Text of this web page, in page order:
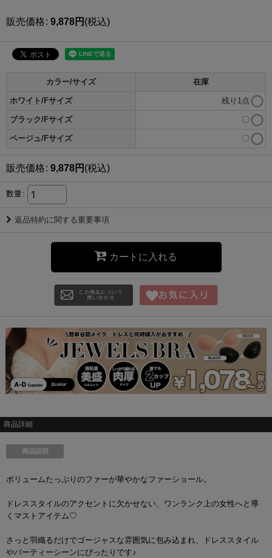
販売価格: 9,878円 (税込)
カラー/サイズ 在庫
ホワイト/Fサイズ 残り1点
ブラック/Fサイズ 〇
ベージュ/Fサイズ 〇
販売価格: 9,878円 (税込)
数量:
返品特約に関する重要事項
カートに入れる
商品詳細
商品説明
ボリュームたっぷりのファーが華やかなファーショール。
ドレススタイルのアクセントに欠かせない、ワンランク上の女性へと導
くマストアイテム♡
さっと羽織るだけでゴージャスな雰囲気に包み込まれ、ドレススタイル
やパーティーシーンにぴったりです♪